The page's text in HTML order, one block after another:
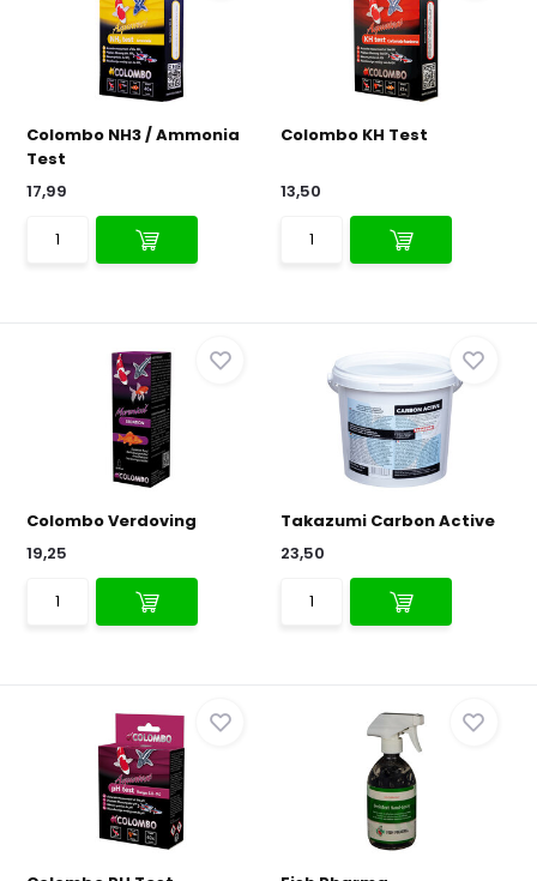
Colombo NH3 / Ammonia
Test
17,99
Colombo KH Test
13,50
Colombo Verdoving
19,25
Takazumi Carbon Active
23,50